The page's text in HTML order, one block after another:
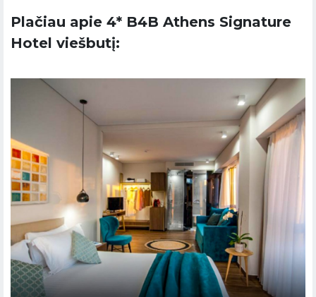
Plačiau apie 4* B4B Athens Signature
Hotel viešbutį: